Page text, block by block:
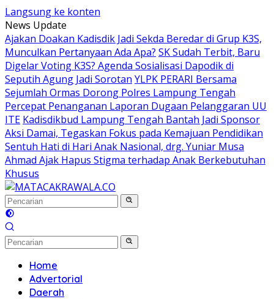
Langsung ke konten
News Update
Ajakan Doakan Kadisdik Jadi Sekda Beredar di Grup K3S,
Munculkan Pertanyaan Ada Apa? SK Sudah Terbit, Baru
Digelar Voting K3S? Agenda Sosialisasi Dapodik di
Seputih Agung Jadi Sorotan YLPK PERARI Bersama
Sejumlah Ormas Dorong Polres Lampung Tengah
Percepat Penanganan Laporan Dugaan Pelanggaran UU
ITE Kadisdikbud Lampung Tengah Bantah Jadi Sponsor
Aksi Damai, Tegaskan Fokus pada Kemajuan Pendidikan
Sentuh Hati di Hari Anak Nasional, drg. Yuniar Musa
Ahmad Ajak Hapus Stigma terhadap Anak Berkebutuhan
Khusus
Home
Advertorial
Daerah